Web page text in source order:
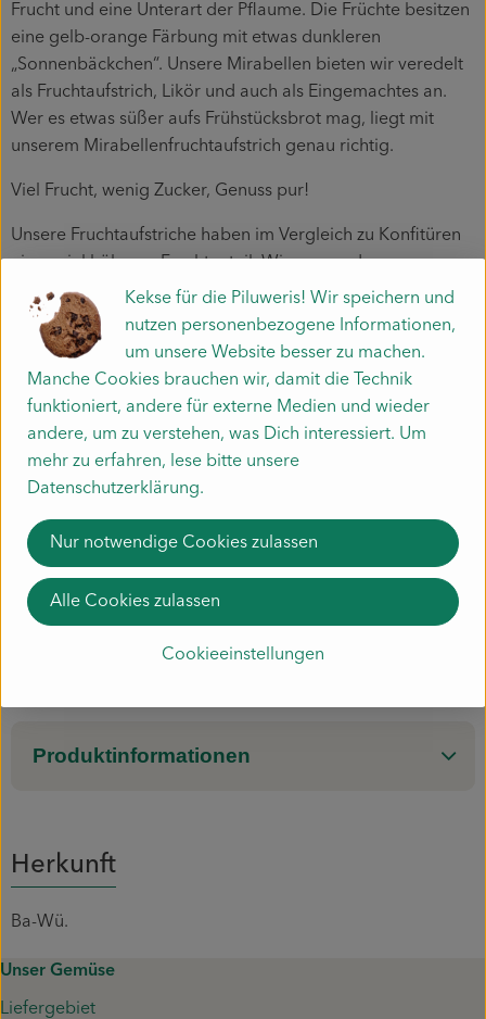
Frucht und eine Unterart der Pflaume. Die Früchte besitzen
eine gelb-orange Färbung mit etwas dunkleren
„Sonnenbäckchen“. Unsere Mirabellen bieten wir veredelt
als Fruchtaufstrich, Likör und auch als Eingemachtes an.
Wer es etwas süßer aufs Frühstücksbrot mag, liegt mit
unserem Mirabellenfruchtaufstrich genau richtig.
Viel Frucht, wenig Zucker, Genuss pur!
Unsere Fruchtaufstriche haben im Vergleich zu Konfitüren
einen viel höheren Fruchtanteil. Wir verwenden nur
vollreife und gesunde Früchte von schmackhaften Sorten,
Apfelpektin als Gelierhilfe, Rohrohrzucker und Zitronensaft
in Bioqualität. Chemische Geschmacks- und
Konservierungsstoffe kommen bei uns nicht ins Glas.
Die fruchtigen Aufstriche schmecken nicht nur auf dem
Frühstücksbrot, sondern auch zu Käse, im Joghurt oder als
Zutat in Selbstgebackenem.
Zutaten: Mirabellen (können vereinzelt Steine enthalten)*,
Rohrohrzucker*, Zitronensaftkonzentrat*, Geliermittel:
Apfelpektin
Produktinformationen
Herkunft
Ba-Wü.
Unser Gemüse
Liefergebiet
Kekse für die Piluweris! Wir speichern und
nutzen personenbezogene Informationen,
um unsere Website besser zu machen.
Manche Cookies brauchen wir, damit die Technik
funktioniert, andere für externe Medien und wieder
andere, um zu verstehen, was Dich interessiert. Um
mehr zu erfahren, lese bitte unsere
Datenschutzerklärung.
Cookieeinstellungen
Nur notwendige Cookies zulassen
Alle Cookies zulassen